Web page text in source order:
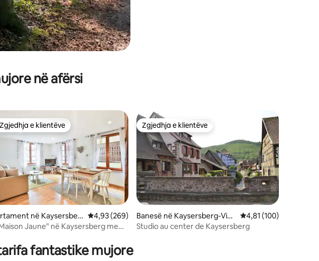
në afërsi
nga 5, 277 vlerësime
të mirat e zgjedhjeve të klientëve
Zgjedhja e klientëve
në Kaysersber
Vlerësimi mesatar 4,93 nga 5, 269 vlerësime
4,93 (269)
Jaune" në Kaysersberg me
Zgjedhja e klientëve
Zgjedhja e klientëve
Banesë në Kaysersberg-Vig
noble
Vlerësimi mesatar
4,81 (100)
Studio au center de Kaysersberg
fantastike mujore